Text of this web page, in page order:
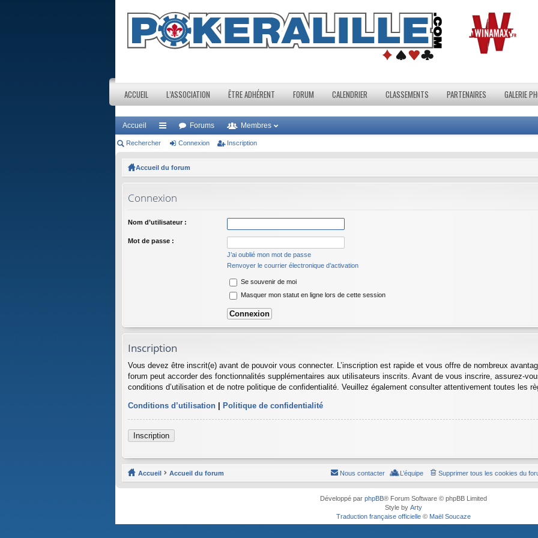
ACCUEIL L’ASSOCIATION ÊTRE ADHÉRENT FORUM CALENDRIER CLASSEMENTS PARTENAIRES GALERIE
Accueil
ac
ci
Forums Membres
Rechercher Connexion Inscription
Accueil du forum
Connexion
Nom d’utilisateur :
Mot de passe :
J’ai oublié mon mot de passe
Renvoyer le courrier électronique d’activation
Se souvenir de moi
Masquer mon statut en ligne lors de cette session
Inscription
Vous devez être inscrit(e) avant de pouvoir vous connecter. L’inscription est rapide et vous offre de nombreux
forum peut accorder des fonctionnalités supplémentaires aux utilisateurs inscrits. Avant de vous inscrire, assurez-
conditions d’utilisation et de notre politique de confidentialité. Veuillez également consulter attentivement toutes les
Conditions d’utilisation | Politique de confidentialité
Inscription
Accueil Accueil du forum Supprimer tous les cookies du
L’équipe
Nous contacter
Développé par phpBB® Forum Software © phpBB Limited
Style by Arty
Traduction française officielle © Maël Soucaze